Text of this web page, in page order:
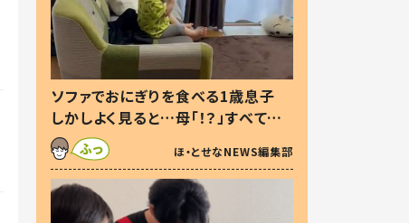
ソファでおにぎりを食べる1歳息子
しかしよく見ると…母「！？」すべてを
察した母の投稿に「可愛いから許
す！」「現行犯〜」
ほ・とせなNEWS編集部